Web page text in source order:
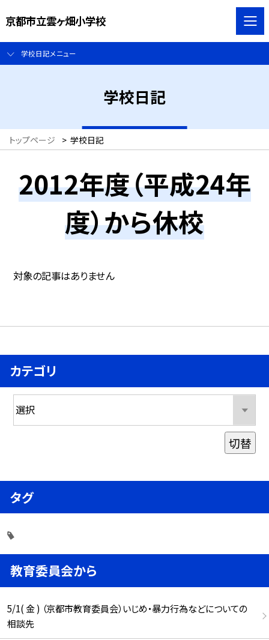
京都市立雲ヶ畑小学校
学校日記メニュー
学校日記
トップページ > 学校日記
2012年度（平成24年
度）から休校
対象の記事はありません
カテゴリ
切替
タグ
教育委員会から
5/1( 金 ) （京都市教育委員会）いじめ・暴力行為などについての
相談先